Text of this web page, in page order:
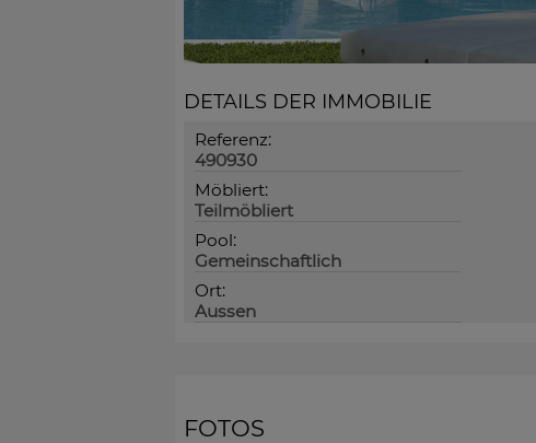
DETAILS DER IMMOBILIE
Referenz:
490930
Möbliert:
Teilmöbliert
Pool:
Gemeinschaftlich
Ort:
Aussen
FOTOS